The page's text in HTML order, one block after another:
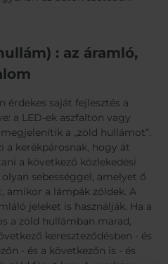
: az áramló,
érdekes saját fejlesztés a
a LED-ek aszfalton vagy
a „zöld hullámot”.
a kerékpárosnak, hogy át
a következő közlekedési
sebességgel, amelyet ő
amikor a lámpák zöldek. A
jeleket is használják. Ha a
a zöld hullámban marad,
kereszteződésben - és
- és a következőn is - és